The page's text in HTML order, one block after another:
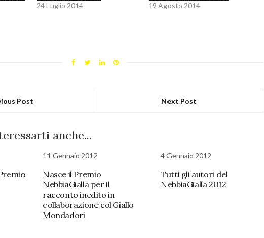
24 Luglio 2014
19 Agosto 2014
Post Next Post
anche...
11 Gennaio 2012
Nasce il Premio
NebbiaGialla per il
racconto inedito in
collaborazione col Giallo
Mondadori
4 Gennaio 2012
Tutti gli autori del
NebbiaGialla 2012